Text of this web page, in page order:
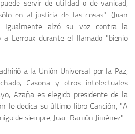
servir de utilidad o de vanidad,
en al justicia de las cosas". (Juan
Igualmente alzó su voz contra la
a Lerroux durante el llamado "bienio
a la Unión Universal por la Paz,
Casona y otros intelectuales
Azaña es elegido presidente de la
le dedica su último libro Canción, "A
de siempre, Juan Ramón Jiménez".